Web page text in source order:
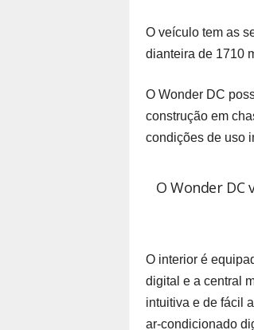
O veículo tem as
dianteira de 1710
O Wonder DC
construção em
condições de uso
O Wonder
O interior é
digital e a central
intuitiva e de fácil
ar-condicionado